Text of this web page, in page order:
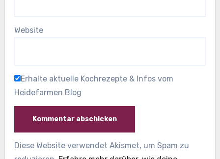
Website
Erhalte aktuelle Kochrezepte & Infos vom
Heidefarmen Blog
Diese Website verwendet Akismet, um Spam zu